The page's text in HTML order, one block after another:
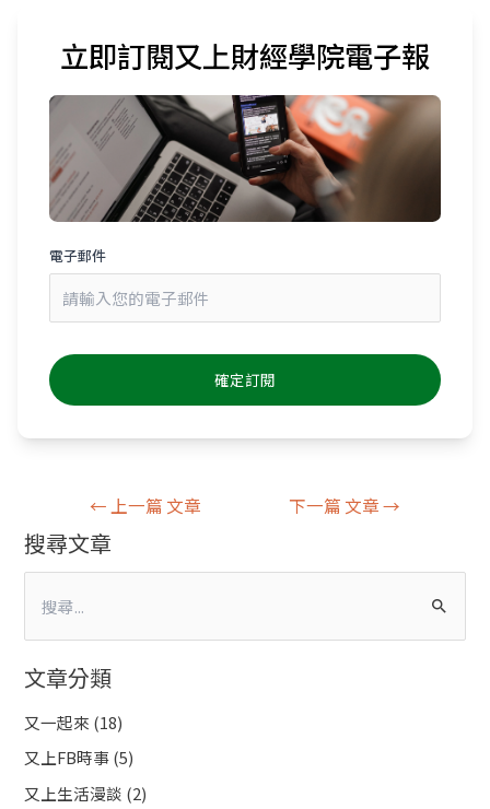
立即訂閱又上財經學院電子報
電子郵件
← 上一篇 文章 下一篇 文章→
搜尋文章
尋
關
字
:
文章分類
又一起來 (18)
又上FB時事(5)
又上生活漫談 (2)